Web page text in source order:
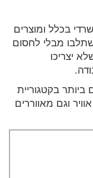
בכלל ומוצרים
מבלי לחסום
יצריכו
ביותר בקטגוריית
וגם מאווררים